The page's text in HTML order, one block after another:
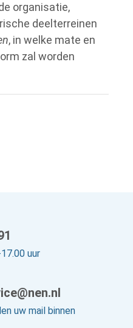
organisatie,
deelterreinen
, in welke mate en
zal worden
uur
uw mail binnen